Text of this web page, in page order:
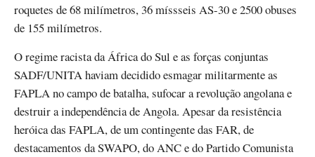
roquetes de 68 milímetros, 36 míssseis AS-30 e 2500 obuses
de 155 milímetros.
O regime racista da África do Sul e as forças conjuntas
SADF/UNITA haviam decidido esmagar militarmente as
FAPLA no campo de batalha, sufocar a revolução angolana e
destruir a independência de Angola. Apesar da resistência
heróica das FAPLA, de um contingente das FAR, de
destacamentos da SWAPO, do ANC e do Partido Comunista